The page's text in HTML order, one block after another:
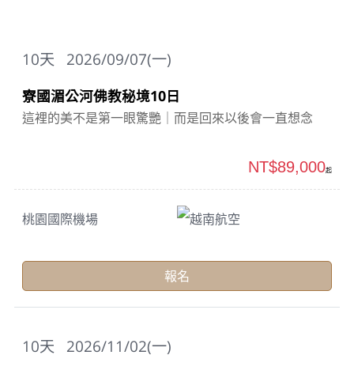
2026/09/07(一)
10天
寮國湄公河佛教秘境10日
這裡的美不是第一眼驚艷｜而是回來以後會一直想念
桃園國際機場 越南航空
NT$89,000起
報名
2026/11/02(一)
10天